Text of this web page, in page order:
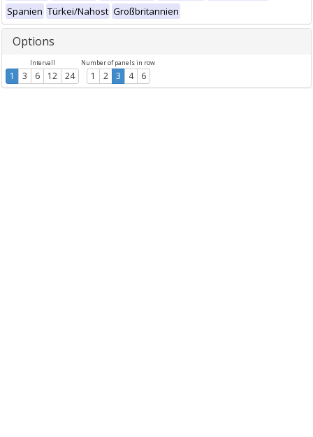
Spanien Türkei/Nahost Großbritannien
Options
Intervall
1 3 6 12 24
Number of panels in row
1 2 3 4 6